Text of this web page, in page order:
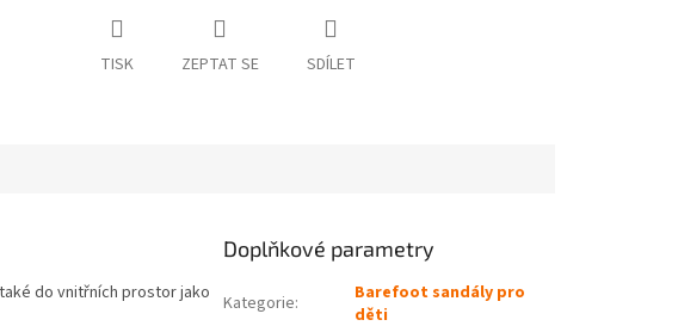
TISK ZEPTAT SE SDÍLET
do vnitřních prostor jako
Doplňkové parametry
Kategorie:
Barefoot sandály pro
děti